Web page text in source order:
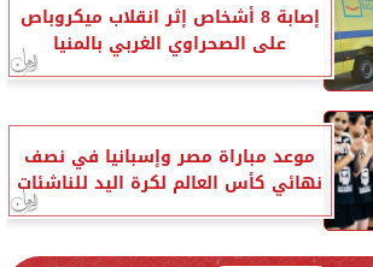
إصابة 8 أشخاص إثر انقلاب ميكروباص
على الصحراوي الغربي بالمنيا
موعد مباراة مصر وإسبانيا في نصف
نهائي كأس العالم لكرة اليد للناشئات